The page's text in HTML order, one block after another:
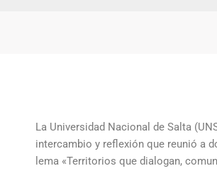
La Universidad Nacional de Salta
intercambio y reflexión que reunió a
lema «Territorios que dialogan,